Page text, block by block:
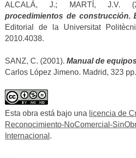
ALCALÁ, J.; MARTÍ, J.V.
procedimientos de construcción.
Editorial de la Universitat
2010.4038.
SANZ, C. (2001). Manual de
Carlos López Jimeno. Madrid, 323 pp.
Esta obra está bajo una licencia de
Reconocimiento-NoComercial-
Internacional .